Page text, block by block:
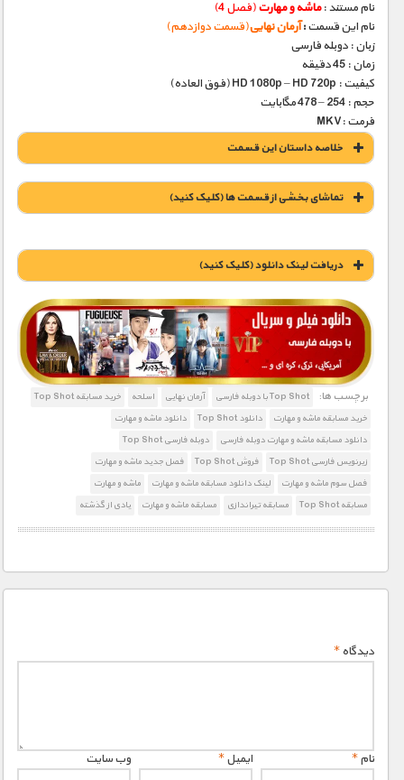
نام مستند :ماشه و مهارت(فصل 4)
نام این قسمت:آرمان نهایی(قسمت دوازدهم)
زبان : دوبله فارسی
زمان : 45 دقیقه
کیفیت : HD 1080p – HD 720p (فوق العاده)
حجم : 254 – 478 مگابایت
فرمت :MKV
خلاصه داستان این قسمت
تماشای بخشی از قسمت ها (کلیک کنید)
دریافت لینک دانلود (کليک کنيد)
1900 تومان – خريد لينک دانلود (افزودن به سبد خريد)
برچسب ها: Top Shot با دوبله فارسی آرمان نهایی اسلحه
خرید مسابقه Top Shot
خرید مسابقه ماشه و مهارت
دانلود Top Shot
دانلود ماشه و مهارت
دانلود مسابقه ماشه و مهارت دوبله فارسی
دوبله فارسی Top Shot
زیرنویس فارسی Top Shot
فروش Top Shot
فصل جدید ماشه و مهارت
فصل سوم ماشه و مهارت
لینک دانلود مسابقه ماشه و مهارت
ماشه و مهارت
مسابقه Top Shot
مسابقه تیراندازی مسابقه ماشه و مهارت یادی از گذشته
دیدگاه*
نام* ایمیل* وب‌ سایت